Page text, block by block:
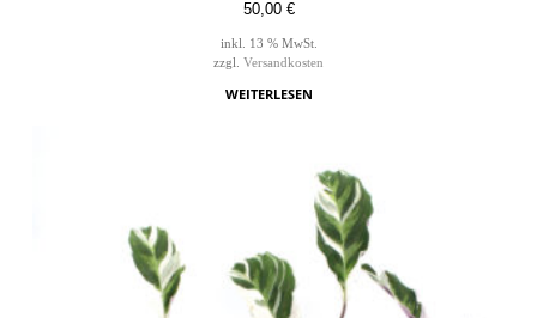
50,00 €
inkl. 13 % MwSt.
zzgl. Versandkosten
WEITERLESEN